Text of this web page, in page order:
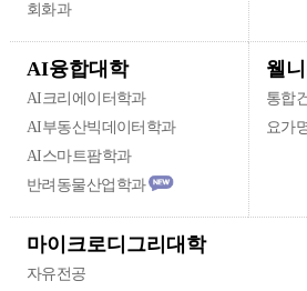
회화과
AI융합대학
AI크리에이터학과
AI부동산빅데이터학과
AI스마트팜학과
반려동물산업학과
웰
통합
요가
마이크로디그리대학
자유전공